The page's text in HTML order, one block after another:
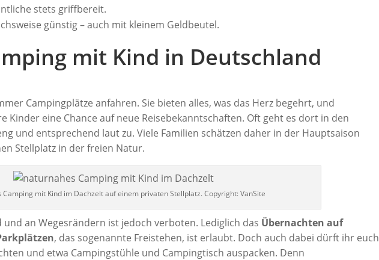
stets griffbereit.
günstig – auch mit kleinem Geldbeutel.
mit Kind in Deutschland
Campingplätze anfahren. Sie bieten alles, was das Herz begehrt, und
Kinder eine Chance auf neue Reisebekanntschaften. Oft geht es dort in den
und entsprechend laut zu. Viele Familien schätzen daher in der Hauptsaison
Stellplatz in der freien Natur.
Camping mit Kind im Dachzelt auf einem privaten Stellplatz. Copyright: VanSite
und an Wegesrändern ist jedoch verboten. Lediglich das Übernachten auf
, das sogenannte Freistehen, ist erlaubt. Doch auch dabei dürft ihr euch
und etwa Campingstühle und Campingtisch auspacken. Denn